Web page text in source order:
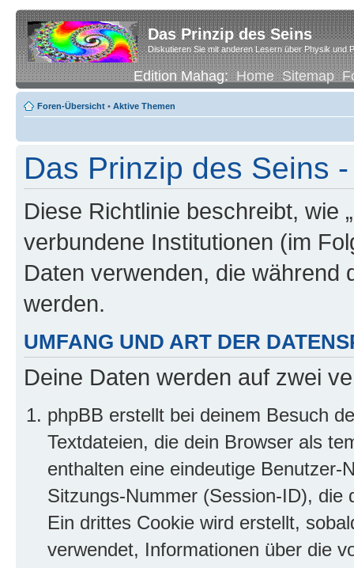
Das Prinzip des Seins
Diskutieren Sie mit anderen Lesern über Physik und
Edition Mahag:Home Sitemap
Foren-Übersicht • Aktive Themen
Das Prinzip des Seins
Diese Richtlinie beschreibt, wie
verbundene Institutionen (im
Daten verwenden, die während
werden.
UMFANG UND ART DER
Deine Daten werden auf zwei
phpBB erstellt bei deinem Besuch
Textdateien, die dein Browser als
enthalten eine eindeutige
Sitzungs-Nummer (Session-ID), die
Ein drittes Cookie wird erstellt,
verwendet, Informationen über die